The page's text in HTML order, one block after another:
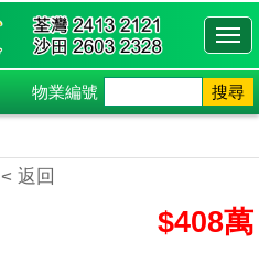
物業編號 搜尋
< 返回
$408萬